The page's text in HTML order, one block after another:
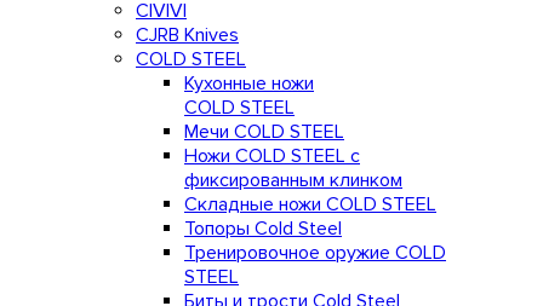
CIVIVI
CJRB Knives
COLD STEEL
Кухонные ножи
COLD STEEL
Мечи COLD STEEL
Ножи COLD STEEL с
фиксированным клинком
Складные ножи COLD STEEL
Топоры Cold Steel
Тренировочное оружие COLD
STEEL
Биты и трости Cold Steel